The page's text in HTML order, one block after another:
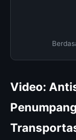
Video: